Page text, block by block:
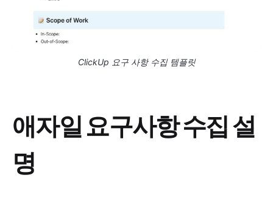
ClickUp 요구 사항 수집 템플릿
애자일 요구사항 수집 설
명